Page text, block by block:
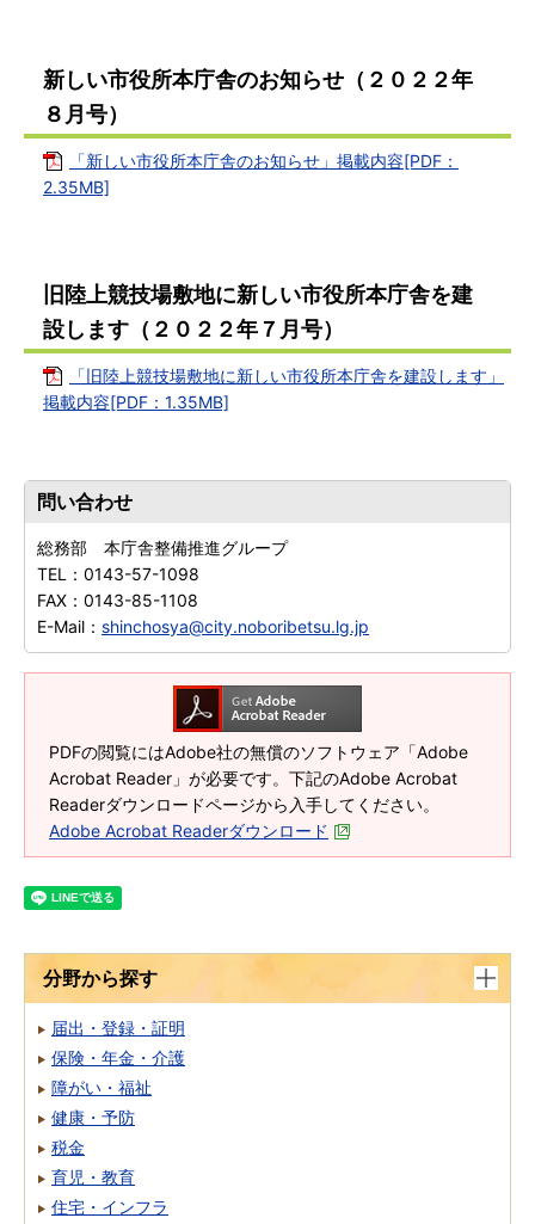
新しい市役所本庁舎のお知らせ（２０２２年
８月号）
「新しい市役所本庁舎のお知らせ」掲載内容[PDF：
2.35MB]
旧陸上競技場敷地に新しい市役所本庁舎を建
設します（２０２２年７月号）
「旧陸上競技場敷地に新しい市役所本庁舎を建設します」
掲載内容[PDF：1.35MB]
問い合わせ
総務部 本庁舎整備推進グループ
TEL： 0143-57-1098
FAX： 0143-85-1108
E-Mail： shinchosya@city.noboribetsu.lg.jp
PDFの閲覧にはAdobe社の無償のソフトウェア「Adobe
Acrobat Reader」が必要です。下記のAdobe Acrobat
Readerダウンロードページから入手してください。
Adobe Acrobat Readerダウンロード
分野から探す
届出・登録・証明
保険・年金・介護
障がい・福祉
健康・予防
税金
育児・教育
住宅・インフラ